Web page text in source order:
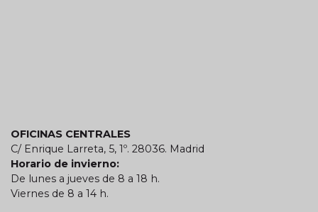
OFICINAS CENTRALES
C/ Enrique Larreta, 5, 1º. 28036. Madrid
Horario de invierno:
De lunes a jueves de 8 a 18 h.
Viernes de 8 a 14 h.